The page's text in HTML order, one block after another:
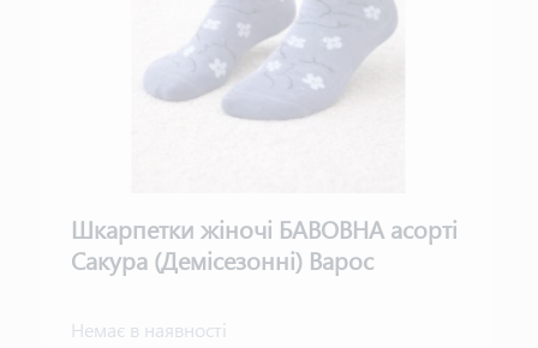
Шкарпетки жіночі БАВОВНА асорті
Сакура (Демісезонні) Варос
Немає в наявності